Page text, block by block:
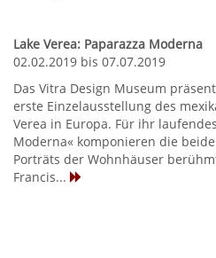
Lake Verea: Paparazza Moderna
02.02.2019 bis 07.07.2019
Das Vitra Design Museum
erste Einzelausstellung des
Verea in Europa. Für ihr
Moderna« komponieren die
Porträts der Wohnhäuser
Francis...